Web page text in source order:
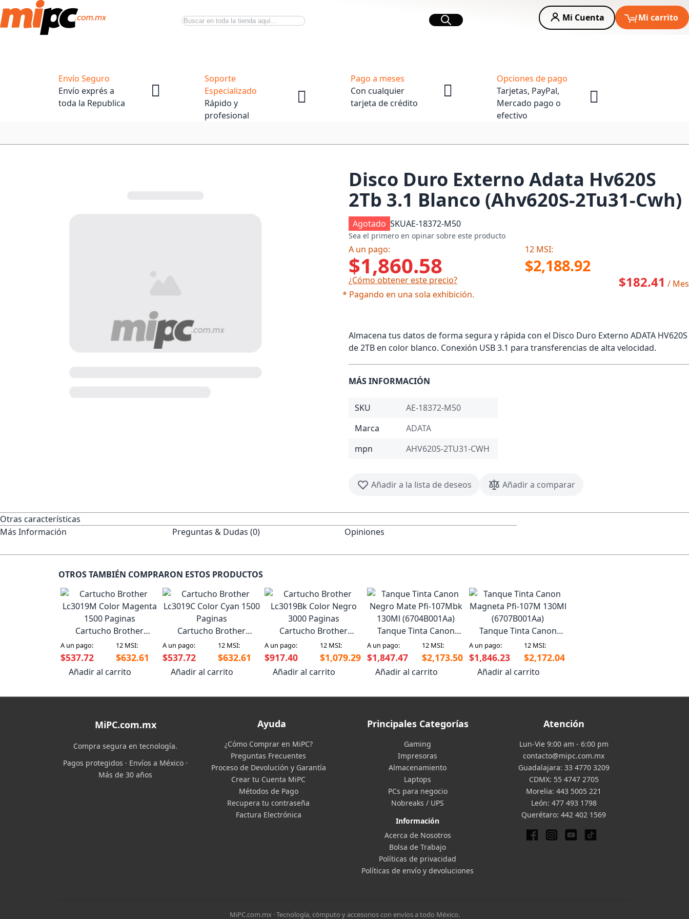
Buscar Buscar
Mi Cuenta Mi carrito
Envío Seguro
Envío exprés a
toda la Republica
Soporte
Especializado
Rápido y
profesional
Pago a meses
Con cualquier
tarjeta de crédito
Opciones de pago
Tarjetas, PayPal,
Mercado pago o
efectivo
Disco Duro Externo Adata Hv620S
2Tb 3.1 Blanco (Ahv620S-2Tu31-Cwh)
Agotado SKUAE-18372-M50
Sea el primero en opinar sobre este producto
A un pago: 12 MSI:
$1,860.58 $2,188.92
¿Cómo obtener este precio?
* Pagando en una sola exhibición.
$182.41 / Mes
Almacena tus datos de forma segura y rápida con el Disco Duro Externo ADATA HV620S
de 2TB en color blanco. Conexión USB 3.1 para transferencias de alta velocidad.
MÁS INFORMACIÓN
SKU
AE-18372-M50
Marca
ADATA
mpn
AHV620S-2TU31-CWH
Añadir a la lista de deseos Añadir a comparar
Otras características
Más Información
Preguntas & Dudas (0) Opiniones
OTROS TAMBIÉN COMPRARON ESTOS PRODUCTOS
Cartucho Brother
Lc3019M Color Magenta
1500 Paginas
A un pago: 12 MSI:
$537.72 $632.61
Añadir al carrito
Cartucho Brother
Lc3019C Color Cyan 1500
Paginas
A un pago: 12 MSI:
$537.72 $632.61
Añadir al carrito
Cartucho Brother
Lc3019Bk Color Negro
3000 Paginas
A un pago: 12 MSI:
$917.40 $1,079.29
Añadir al carrito
Tanque Tinta Canon
Negro Mate Pfi-107Mbk
130Ml (6704B001Aa)
A un pago: 12 MSI:
$1,847.47 $2,173.50
Añadir al carrito
Tanque Tinta Canon
Magneta Pfi-107M 130Ml
(6707B001Aa)
A un pago: 12 MSI:
$1,846.23 $2,172.04
Añadir al carrito
MiPC.com.mx
Compra segura en tecnología.
Pagos protegidos · Envíos a México ·
Más de 30 años
Ayuda
¿Cómo Comprar en MiPC?
Preguntas Frecuentes
Proceso de Devolución y Garantía
Crear tu Cuenta MiPC
Métodos de Pago
Recupera tu contraseña
Factura Electrónica
Principales Categorías
Gaming
Impresoras
Almacenamiento
Laptops
PCs para negocio
Nobreaks / UPS
Información
Acerca de Nosotros
Bolsa de Trabajo
Políticas de privacidad
Políticas de envío y devoluciones
Atención
Lun-Vie 9:00 am - 6:00 pm
contacto@mipc.com.mx
Guadalajara: 33 4770 3209
CDMX: 55 4747 2705
Morelia: 443 5005 221
León: 477 493 1798
Querétaro: 442 402 1569
MiPC.com.mx · Tecnología, cómputo y accesorios con envíos a todo México.